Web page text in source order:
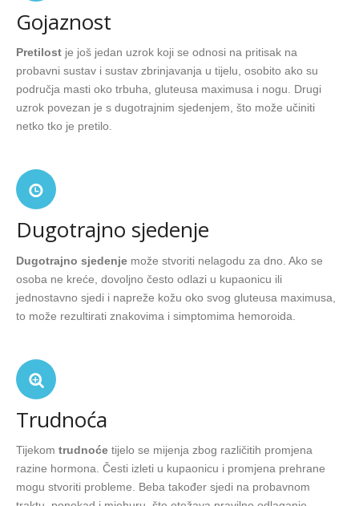
Gojaznost
Pretilost je još jedan uzrok koji se odnosi na pritisak na
probavni sustav i sustav zbrinjavanja u tijelu, osobito ako su
područja masti oko trbuha, gluteusa maximusa i nogu. Drugi
uzrok povezan je s dugotrajnim sjedenjem, što može učiniti
netko tko je pretilo.
Dugotrajno sjedenje
Dugotrajno sjedenje može stvoriti nelagodu za dno. Ako se
osoba ne kreće, dovoljno često odlazi u kupaonicu ili
jednostavno sjedi i napreže kožu oko svog gluteusa maximusa,
to može rezultirati znakovima i simptomima hemoroida.
Trudnoća
Tijekom trudnoće tijelo se mijenja zbog različitih promjena
razine hormona. Česti izleti u kupaonicu i promjena prehrane
mogu stvoriti probleme. Beba također sjedi na probavnom